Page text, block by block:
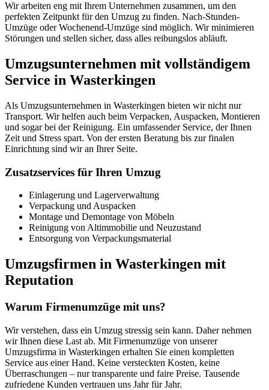
Wir arbeiten eng mit Ihrem Unternehmen zusammen, um den
perfekten Zeitpunkt für den Umzug zu finden. Nach-Stunden-
Umzüge oder Wochenend-Umzüge sind möglich. Wir minimieren
Störungen und stellen sicher, dass alles reibungslos abläuft.
Umzugsunternehmen mit vollständigem
Service in Wasterkingen
Als Umzugsunternehmen in Wasterkingen bieten wir nicht nur
Transport. Wir helfen auch beim Verpacken, Auspacken, Montieren
und sogar bei der Reinigung. Ein umfassender Service, der Ihnen
Zeit und Stress spart. Von der ersten Beratung bis zur finalen
Einrichtung sind wir an Ihrer Seite.
Zusatzservices für Ihren Umzug
Einlagerung und Lagerverwaltung
Verpackung und Auspacken
Montage und Demontage von Möbeln
Reinigung von Altimmobilie und Neuzustand
Entsorgung von Verpackungsmaterial
Umzugsfirmen in Wasterkingen mit
Reputation
Warum Firmenumzüge mit uns?
Wir verstehen, dass ein Umzug stressig sein kann. Daher nehmen
wir Ihnen diese Last ab. Mit Firmenumzüge von unserer
Umzugsfirma in Wasterkingen erhalten Sie einen kompletten
Service aus einer Hand. Keine versteckten Kosten, keine
Überraschungen – nur transparente und faire Preise. Tausende
zufriedene Kunden vertrauen uns Jahr für Jahr.